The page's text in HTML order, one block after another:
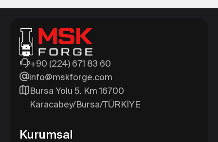
+90 (224) 671 83 60
info@mskforge.com
Bursa Yolu 5. Km 16700
Karacabey/Bursa/TÜRKİYE
Kurumsal